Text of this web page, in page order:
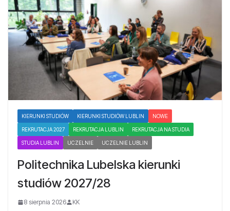
KIERUNKI STUDIÓW KIERUNKI STUDIÓW LUBLIN NOWE
REKRUTACJA 2027 REKRUTACJA LUBLIN REKRUTACJA NA STUDIA
STUDIA LUBLIN UCZELNIE UCZELNIE LUBLIN
Politechnika Lubelska kierunki
studiów 2027/28
8 sierpnia 2026 KK